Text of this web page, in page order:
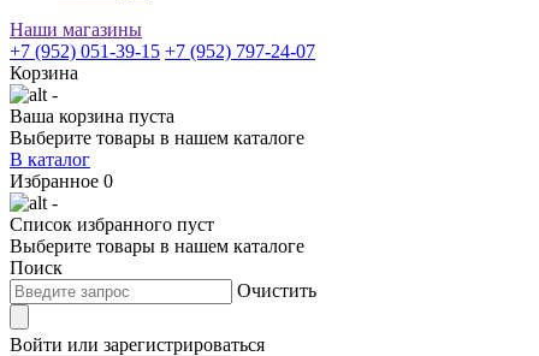
Наши магазины
+7 (952) 051-39-15 +7 (952) 797-24-07
Корзина
-
Ваша корзина пуста
Выберите товары в нашем каталоге
В каталог
Избранное 0
-
Список избранного пуст
Выберите товары в нашем каталоге
Поиск
Очистить
Войти или зарегистрироваться